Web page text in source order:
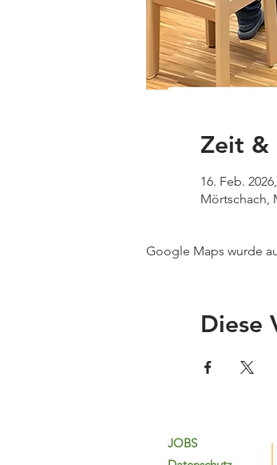
Zeit &
16. Feb.
Mörtschach,
Google Maps wurde
Diese
JOBS